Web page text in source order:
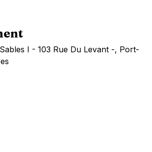
I - 103 Rue Du Levant -, Port-